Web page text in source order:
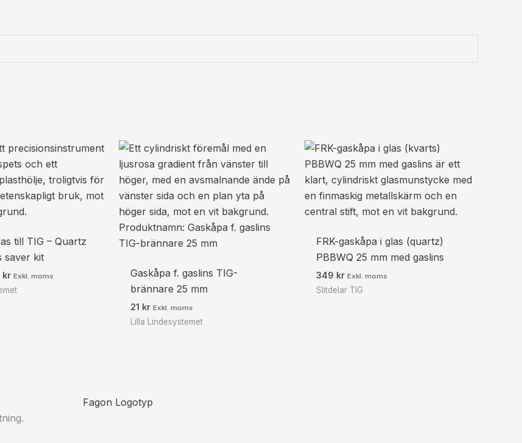
till TIG – Quartz
saver kit
kr
Prisintervall:
till
299 kr374 kr
Exkl. moms
Gaskåpa f. gaslins TIG-
brännare 25 mm
21 kr Exkl. moms
Lilla Lindesystemet
FRK-gaskåpa i glas (quartz)
PBBWQ 25 mm med gaslins
349 kr Exkl. moms
Slitdelar TIG